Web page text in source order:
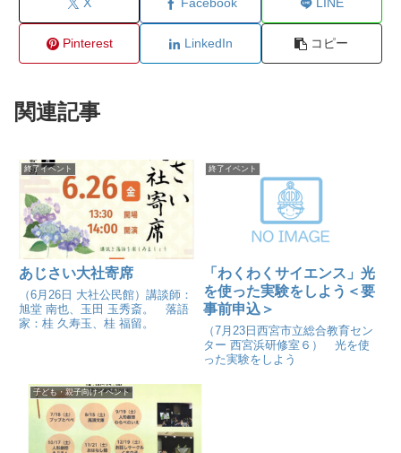
X Facebook LINE
Pinterest LinkedIn コピー
関連記事
終了イベント
あじさい大社寄席
（6月26日 大社公民館）講談師：
旭堂 南也、玉田 玉秀斎。 落語
家：桂 久寿玉、桂 福留。
終了イベント
「わくわくサイエンス」光
を使った実験をしよう＜要
事前申込＞
（7月23日西宮市立総合教育セン
ター 西宮浜研修室６） 光を使
った実験をしよう
子ども・親子向けイベント